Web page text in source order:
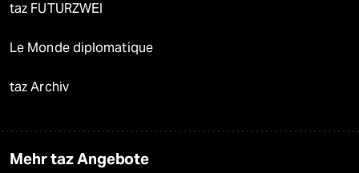
taz FUTURZWEI
Le Monde diplomatique
taz Archiv
Mehr taz Angebote